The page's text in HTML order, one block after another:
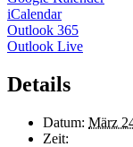
iCalendar
Outlook 365
Outlook Live
Details
Datum: März
Zeit: